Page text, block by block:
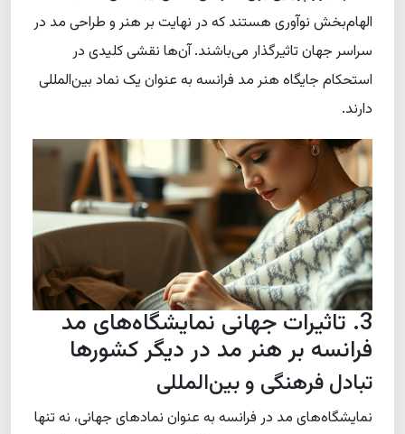
الهام‌بخش نوآوری هستند که در نهایت بر هنر و طراحی مد در
سراسر جهان تاثیرگذار می‌باشند. آن‌ها نقشی کلیدی در
استحکام جایگاه هنر مد فرانسه به عنوان یک نماد بین‌المللی
دارند.
3. تاثیرات جهانی نمایشگاه‌های مد
فرانسه بر هنر مد در دیگر کشورها
تبادل فرهنگی و بین‌المللی
نمایشگاه‌های مد در فرانسه به عنوان نمادهای جهانی، نه تنها